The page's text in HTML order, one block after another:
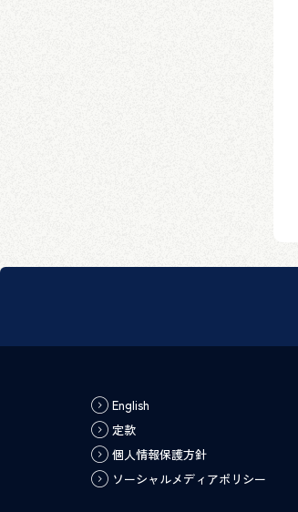
English
定款
個人情報保護方針
ソーシャルメディアポリシー